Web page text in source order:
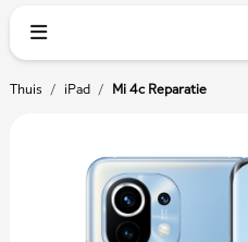
Thuis / iPad / Mi 4c Reparatie